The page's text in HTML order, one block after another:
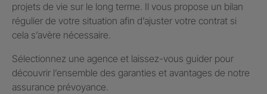
projets de vie sur le long terme. Il vous propose un bilan
régulier de votre situation afin d’ajuster votre contrat si
cela s’avère nécessaire.
Sélectionnez une agence et laissez-vous guider pour
découvrir l’ensemble des garanties et avantages de notre
assurance prévoyance.